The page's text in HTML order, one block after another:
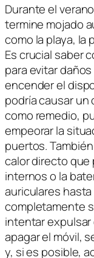
Durante el
termine mojado
como la playa, la
Es crucial saber
para evitar
encender el
podría causar un
como remedio,
empeorar la
puertos.
calor directo
internos o la
auriculares
completamente
intentar expulsar
apagar el móvil,
y, si es posible,